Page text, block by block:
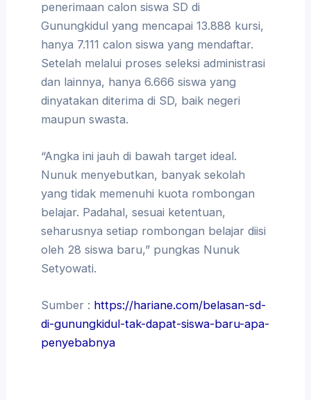
penerimaan calon siswa SD di
Gunungkidul yang mencapai 13.888 kursi,
hanya 7.111 calon siswa yang mendaftar.
Setelah melalui proses seleksi administrasi
dan lainnya, hanya 6.666 siswa yang
dinyatakan diterima di SD, baik negeri
maupun swasta.
“Angka ini jauh di bawah target ideal.
Nunuk menyebutkan, banyak sekolah
yang tidak memenuhi kuota rombongan
belajar. Padahal, sesuai ketentuan,
seharusnya setiap rombongan belajar diisi
oleh 28 siswa baru,” pungkas Nunuk
Setyowati.
Sumber : https://hariane.com/belasan-sd-
di-gunungkidul-tak-dapat-siswa-baru-apa-
penyebabnya